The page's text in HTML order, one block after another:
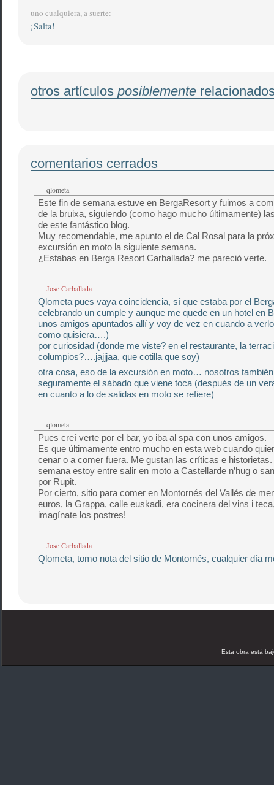
uno cualquiera, a suerte:
¡Salta!
otros artículos posiblemente
comentarios cerrados
qlometa
Este fin de semana estuve en BergaResort y fuimos a
de la bruixa, siguiendo (como hago mucho últimamente)
de este fantástico blog.
Muy recomendable, me apunto el de Cal Rosal para la
excursión en moto la siguiente semana.
¿Estabas en Berga Resort Carballada? me pareció verte.
Jose Carballada
Qlometa pues vaya coincidencia, sí que estaba por el
celebrando un cumple y aunque me quede en un hotel en
unos amigos apuntados allí y voy de vez en cuando a
como quisiera….)
por curiosidad (donde me viste? en el restaurante, la
columpios?….jajjjaa, que cotilla que soy)
otra cosa, eso de la excursión en moto… nosotros
seguramente el sábado que viene toca (después de un
en cuanto a lo de salidas en moto se refiere)
qlometa
Pues creí verte por el bar, yo iba al spa con unos amigos.
Es que últimamente entro mucho en esta web cuando
cenar o a comer fuera. Me gustan las críticas e historietas.
semana estoy entre salir en moto a Castellarde n’hug o
por Rupit.
Por cierto, sitio para comer en Montornés del Vallés de
euros, la Grappa, calle euskadi, era cocinera del vins i
imagínate los postres!
Jose Carballada
Qlometa, tomo nota del sitio de Montornés, cualquier día
Esta obra está